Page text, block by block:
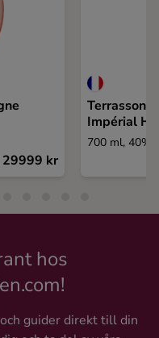
29999 kr
Terrasson
Impérial
700 ml, 40%
hos
guider direkt till din